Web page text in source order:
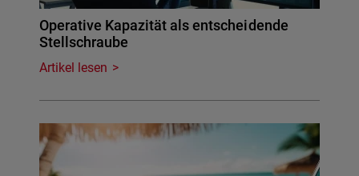
Operative Kapazität als entscheidende
Stellschraube
Artikel lesen